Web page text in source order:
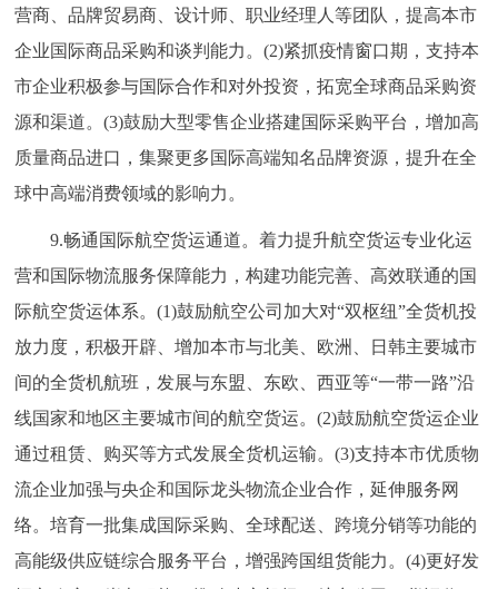
营商、品牌贸易商、设计师、职业经理人等团队，提高本市
企业国际商品采购和谈判能力。(2)紧抓疫情窗口期，支持本
市企业积极参与国际合作和对外投资，拓宽全球商品采购资
源和渠道。(3)鼓励大型零售企业搭建国际采购平台，增加高
质量商品进口，集聚更多国际高端知名品牌资源，提升在全
球中高端消费领域的影响力。
9.畅通国际航空货运通道。着力提升航空货运专业化运
营和国际物流服务保障能力，构建功能完善、高效联通的国
际航空货运体系。(1)鼓励航空公司加大对“双枢纽”全货机投
放力度，积极开辟、增加本市与北美、欧洲、日韩主要城市
间的全货机航班，发展与东盟、东欧、西亚等“一带一路”沿
线国家和地区主要城市间的航空货运。(2)鼓励航空货运企业
通过租赁、购买等方式发展全货机运输。(3)支持本市优质物
流企业加强与央企和国际龙头物流企业合作，延伸服务网
络。培育一批集成国际采购、全球配送、跨境分销等功能的
高能级供应链综合服务平台，增强跨国组货能力。(4)更好发